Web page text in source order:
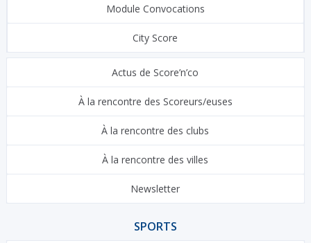
Module Convocations
City Score
Actus de Score’n’co
À la rencontre des Scoreurs/euses
À la rencontre des clubs
À la rencontre des villes
Newsletter
SPORTS